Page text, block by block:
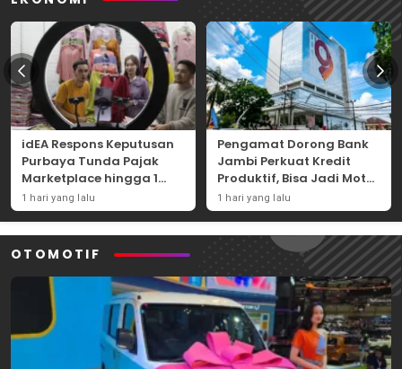
idEA Respons Keputusan
Purbaya Tunda Pajak
Marketplace hingga 1
November 2026
1 hari yang lalu
Pengamat Dorong Bank
Jambi Perkuat Kredit
Produktif, Bisa Jadi Motor
Ekonomi Daerah
1 hari yang lalu
OTOMOTIF